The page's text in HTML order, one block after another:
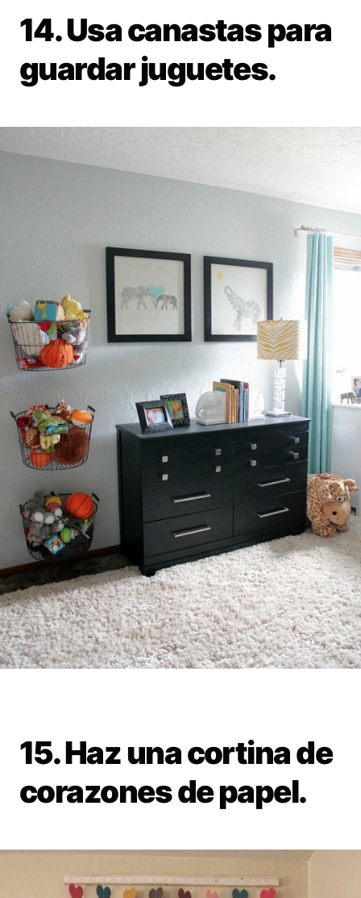
14. Usa canastas para
guardar juguetes.
15. Haz una cortina de
corazones de papel.